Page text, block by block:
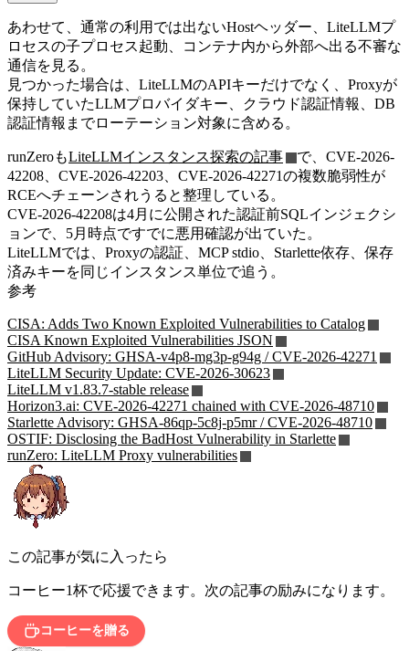
あわせて、通常の利用では出ないHostヘッダー、LiteLLMプ
ロセスの子プロセス起動、コンテナ内から外部へ出る不審な
通信を見る。
見つかった場合は、LiteLLMのAPIキーだけでなく、Proxyが
保持していたLLMプロバイダキー、クラウド認証情報、DB
認証情報までローテーション対象に含める。
runZeroもLiteLLMインスタンス探索の記事
で、CVE-2026-
42208、CVE-2026-42203、CVE-2026-42271の複数脆弱性が
RCEへチェーンされうると整理している。
CVE-2026-42208は4月に公開された認証前SQLインジェクシ
ョンで、5月時点ですでに悪用確認が出ていた。
LiteLLMでは、Proxyの認証、MCP stdio、Starlette依存、保存
済みキーを同じインスタンス単位で追う。
参考
CISA: Adds Two Known Exploited Vulnerabilities to Catalog
CISA Known Exploited Vulnerabilities JSON
GitHub Advisory: GHSA-v4p8-mg3p-g94g / CVE-2026-42271
LiteLLM Security Update: CVE-2026-30623
LiteLLM v1.83.7-stable release
Horizon3.ai: CVE-2026-42271 chained with CVE-2026-48710
Starlette Advisory: GHSA-86qp-5c8j-p5mr / CVE-2026-48710
OSTIF: Disclosing the BadHost Vulnerability in Starlette
runZero: LiteLLM Proxy vulnerabilities
この記事が気に入ったら
コーヒー1杯で応援できます。次の記事の励みになります。
コーヒーを贈る